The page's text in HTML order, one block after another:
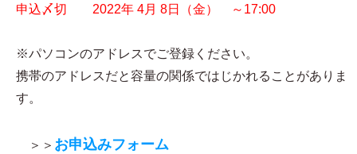
申込〆切 2022年 4月 8日（金） ～17:00
※パソコンのアドレスでご登録ください。
携帯のアドレスだと容量の関係ではじかれることがありま
す。
＞＞ お申込みフォーム